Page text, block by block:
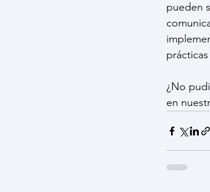
pueden
¿No
en